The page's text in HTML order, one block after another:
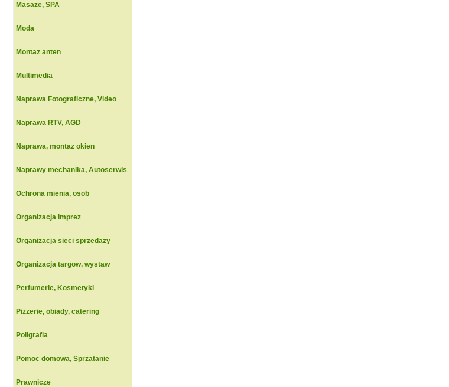
Masaze, SPA
Moda
Montaz anten
Multimedia
Naprawa Fotograficzne, Video
Naprawa RTV, AGD
Naprawa, montaz okien
Naprawy mechanika, Autoserwis
Ochrona mienia, osob
Organizacja imprez
Organizacja sieci sprzedazy
Organizacja targow, wystaw
Perfumerie, Kosmetyki
Pizzerie, obiady, catering
Poligrafia
Pomoc domowa, Sprzatanie
Prawnicze